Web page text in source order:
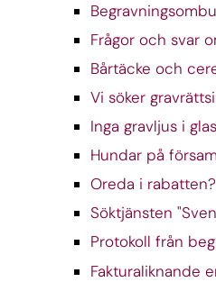
Frågor och svar
Bårtäcke och
Vi söker
Inga gravljus i
Hundar på
Oreda i rabatten?
Söktjänsten
Protokoll från
Fakturaliknande